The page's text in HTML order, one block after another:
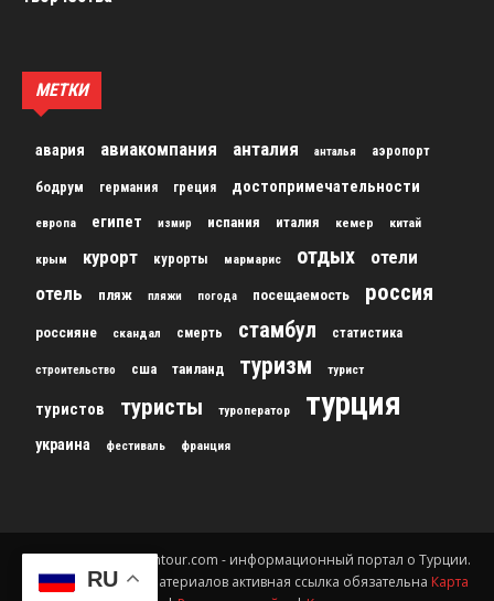
МЕТКИ
авария авиакомпания анталия анталья аэропорт
бодрум германия греция достопримечательности
европа египет измир испания италия кемер китай
крым курорт курорты мармарис отдых
отели
отель
пляж пляжи погода посещаемость россия
россияне скандал смерть стамбул статистика
строительство сша таиланд туризм турист
туристов туристы туроператор турция
украина фестиваль франция
© 2012-2024 gursesintour.com - информационный портал о Турции.
При копировании материалов активная ссылка обязательна Карта
RU